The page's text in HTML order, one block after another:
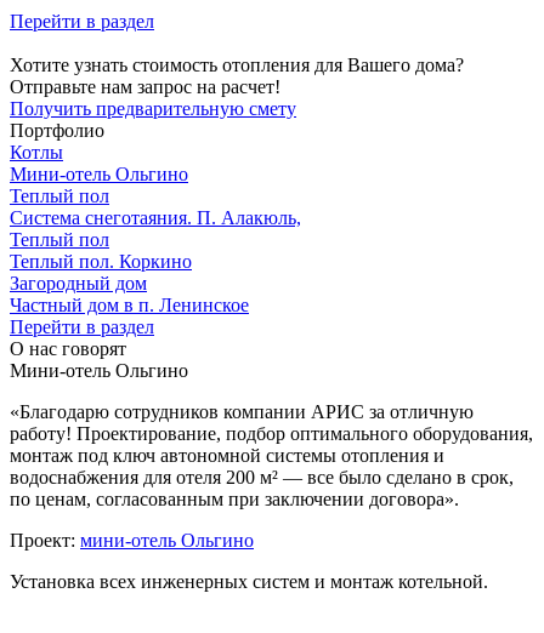
Перейти в раздел
Хотите узнать стоимость отопления для Вашего дома?
Отправьте нам запрос на расчет!
Получить предварительную смету
Портфолио
Котлы
Мини‑‏отель Ольгино
Теплый пол
Система снеготаяния. П. Алакюль,
Теплый пол
Теплый пол. Коркино
Загородный дом
Частный дом в п. Ленинское
Перейти в раздел
О нас говорят
Мини-отель Ольгино
«Благодарю сотрудников компании АРИС за отличную
работу! Проектирование, подбор оптимального оборудования,
монтаж под ключ автономной системы отопления и
водоснабжения для отеля 200 м² — все было сделано в срок,
по ценам, согласованным при заключении договора».
Проект: мини-отель Ольгино
Установка всех инженерных систем и монтаж котельной.